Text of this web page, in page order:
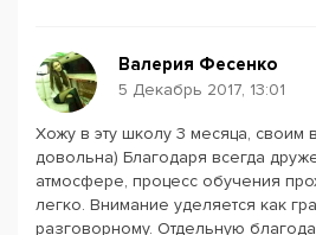
Валерия Фесенко
5 Декабрь 2017, 13:01
Хожу в эту школу 3 месяца,
довольна) Благодаря всегда
атмосфере, процесс обучения
легко. Внимание уделяется как
разговорному. Отдельную